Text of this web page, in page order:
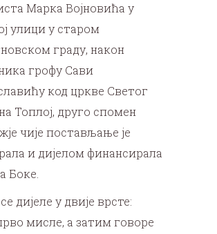
Марка Војновића у
улици у старом
граду, након
грофу Сави
код цркве Светог
Топлој, друго спомен
чије постављање је
и дијелом финансирала
Боке.
дијеле у двије врсте:
мисле, а затим говоре